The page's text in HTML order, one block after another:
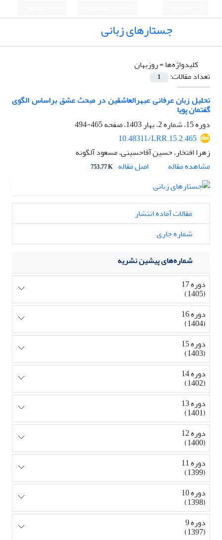
جستارهای زبانی
کلیدواژه‌ها =روزبهان
تعداد مقالات:
1
تحلیل زبان عرفانی عبهرالعاشقین در مبحث عشق بر‌اساس الگوی
گفتمان پویا
دوره 15، شماره 2، بهار 1403، صفحه
465-494
10.48311/LRR.15.2.465
زهرا افتخار، حسین آقاحسینی، مسعود آلگونه
مشاهده مقاله
اصل مقاله 753.77 K
مقالات آماده انتشار
شماره جاری
شماره‌های پیشین نشریه
دوره 17
(1405)
دوره 16
(1404)
دوره 15
(1403)
دوره 14
(1402)
دوره 13
(1401)
دوره 12
(1400)
دوره 11
(1399)
دوره 10
(1398)
دوره 9
(1397)